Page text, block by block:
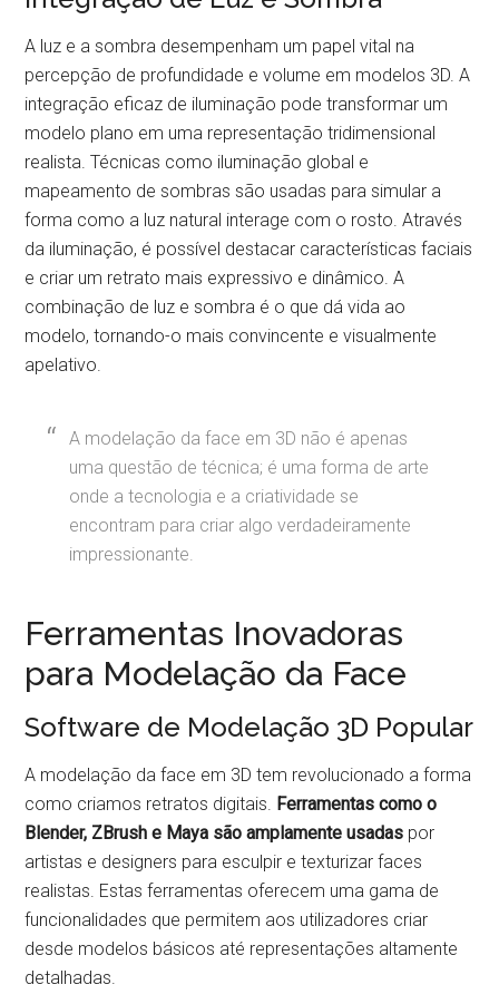
A luz e a sombra desempenham um papel vital na
percepção de profundidade e volume em modelos 3D. A
integração eficaz de iluminação pode transformar um
modelo plano em uma representação tridimensional
realista. Técnicas como iluminação global e
mapeamento de sombras são usadas para simular a
forma como a luz natural interage com o rosto. Através
da iluminação, é possível destacar características faciais
e criar um retrato mais expressivo e dinâmico. A
combinação de luz e sombra é o que dá vida ao
modelo, tornando-o mais convincente e visualmente
apelativo.
A modelação da face em 3D não é apenas
uma questão de técnica; é uma forma de arte
onde a tecnologia e a criatividade se
encontram para criar algo verdadeiramente
impressionante.
Ferramentas Inovadoras
para Modelação da Face
Software de Modelação 3D Popular
A modelação da face em 3D tem revolucionado a forma
como criamos retratos digitais. Ferramentas como o
Blender, ZBrush e Maya são amplamente usadas por
artistas e designers para esculpir e texturizar faces
realistas. Estas ferramentas oferecem uma gama de
funcionalidades que permitem aos utilizadores criar
desde modelos básicos até representações altamente
detalhadas.